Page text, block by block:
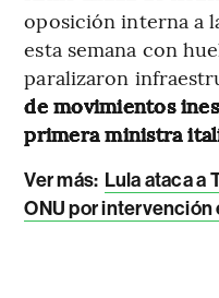
oposición interna a
esta semana con
paralizaron
de movimientos
primera ministra
Ver más: Lula ataca a
ONU por intervención